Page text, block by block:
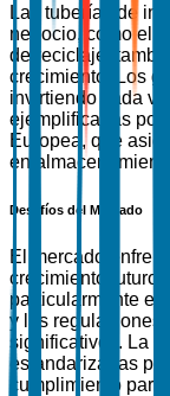
Las tuberías de
negocio, como el
de reciclaje,
crecimiento. Los
invirtiendo cada
ejemplificadas por
Europea, que
en
Desafíos del Mercado
El mercado
crecimiento futuro.
particularmente
y las regulaciones
significativos. La
estandarizadas
cumplimiento